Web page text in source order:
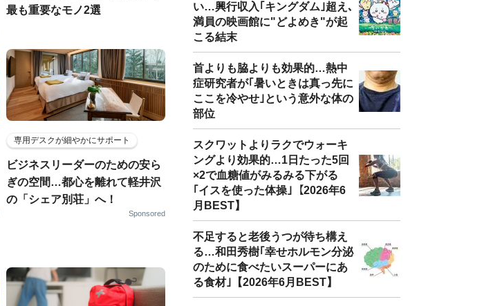
最も重要なモノ2選
専用デスクが細やかにサポート
ビジネスリーダーのための安ら
ぎの空間…都心を離れて軽井沢
の「シェア別荘」へ！
Sponsored
い…興行収入｢キングダム｣超え､
満員の映画館に"どよめき"が起
こる結末
首よりも脇よりも効果的…熱中
症研究者が｢暑いときは真っ先に
ここを冷やせ｣という意外な体の
部位
スクワットよりラクでウォーキ
ングより効果的…1日たった5回
×2で血糖値がみるみる下がる
｢イスを使った体操｣【2026年6
月BEST】
不足すると老後うつが待ち構え
る…和田秀樹｢幸せホルモン分泌
のために食べたいスーパーにあ
る食材｣【2026年6月BEST】